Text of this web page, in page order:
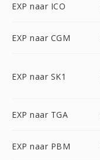
EXP naar ICO
EXP naar CGM
EXP naar SK1
EXP naar TGA
EXP naar PBM